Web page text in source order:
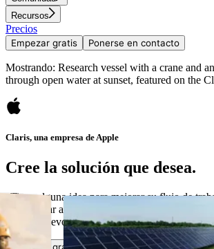
Recursos
Precios
Empezar gratis Ponerse en contacto
Mostrando: Research vessel with a crane and
through open water at sunset, featured on the
Claris, una empresa de Apple
Cree la solución que desea.
¿Tiene alguna idea para mejorar su flujo de
puede crear apps personalizadas que se adapten
actuales y evolucionen con su negocio.